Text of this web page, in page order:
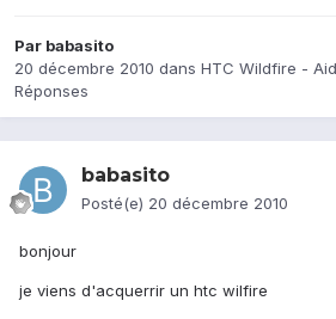
Par babasito
20 décembre 2010 dans HTC Wildfire -
Réponses
babasito
Posté(e) 20 décembre 2010
bonjour
je viens d'acquerrir un htc wilfire